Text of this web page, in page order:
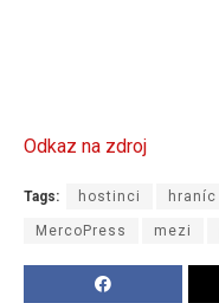
Odkaz na zdroj
Tags: hostinci hraníc
MercoPress mezi